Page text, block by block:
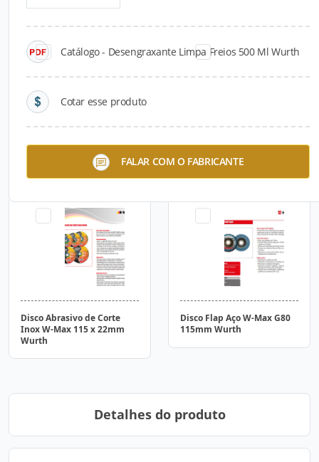
Catálogo - Desengraxante Limpa Freios 500 Ml Wurth
Cotar esse produto
FALAR COM O FABRICANTE
Graxa Branca 80 G Wurth
Disco Abrasivo de Corte
Inox W-Max 115 x 22mm
Wurth
Disco Flap Aço W-Max G80
115mm Wurth
Detalhes do produto